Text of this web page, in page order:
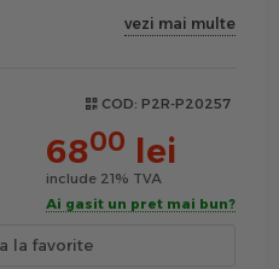
vezi mai multe
COD: P2R-P20257
6800 lei
include 21% TVA
Ai gasit un pret mai bun?
la favorite